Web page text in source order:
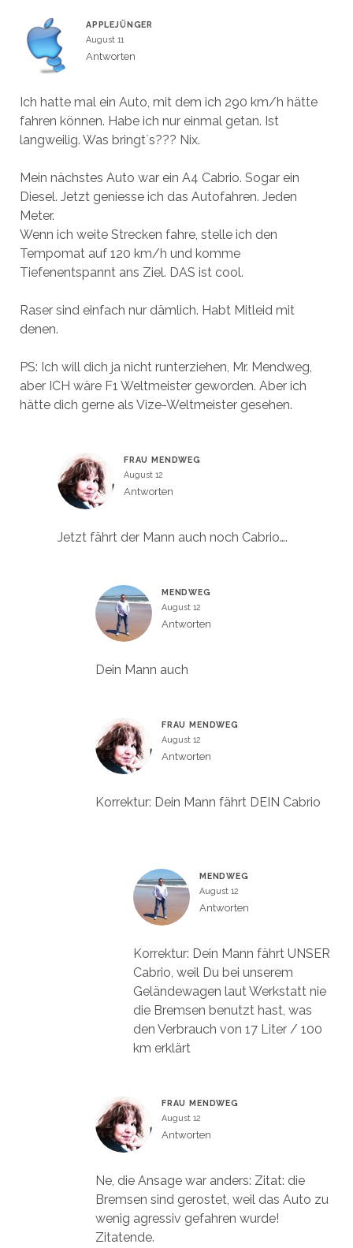
APPLEJÜNGER
August 11
Antworten
Ich hatte mal ein Auto, mit dem ich 290 km/h hätte
fahren können. Habe ich nur einmal getan. Ist
langweilig. Was bringt`s??? Nix.
Mein nächstes Auto war ein A4 Cabrio. Sogar ein
Diesel. Jetzt geniesse ich das Autofahren. Jeden
Meter.
Wenn ich weite Strecken fahre, stelle ich den
Tempomat auf 120 km/h und komme
Tiefenentspannt ans Ziel. DAS ist cool.
Raser sind einfach nur dämlich. Habt Mitleid mit
denen.
PS: Ich will dich ja nicht runterziehen, Mr. Mendweg,
aber ICH wäre F1 Weltmeister geworden. Aber ich
hätte dich gerne als Vize-Weltmeister gesehen.
FRAU MENDWEG
August 12
Antworten
Jetzt fährt der Mann auch noch Cabrio….
MENDWEG
August 12
Antworten
Dein Mann auch
FRAU MENDWEG
August 12
Antworten
Korrektur: Dein Mann fährt DEIN Cabrio
MENDWEG
August 12
Antworten
Korrektur: Dein Mann fährt UNSER
Cabrio, weil Du bei unserem
Geländewagen laut Werkstatt nie
die Bremsen benutzt hast, was
den Verbrauch von 17 Liter / 100
km erklärt
FRAU MENDWEG
August 12
Antworten
Ne, die Ansage war anders: Zitat: die
Bremsen sind gerostet, weil das Auto zu
wenig agressiv gefahren wurde!
Zitatende.